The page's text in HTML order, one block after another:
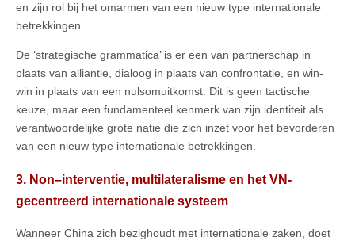
en zijn rol bij het omarmen van een nieuw type internationale
betrekkingen.
De ‘strategische grammatica’ is er een van partnerschap in
plaats van alliantie, dialoog in plaats van confrontatie, en win-
win in plaats van een nulsomuitkomst. Dit is geen tactische
keuze, maar een fundamenteel kenmerk van zijn identiteit als
verantwoordelijke grote natie die zich inzet voor het bevorderen
van een nieuw type internationale betrekkingen.
3. Non–interventie, multilateralisme en het VN-
gecentreerd internationale systeem
Wanneer China zich bezighoudt met internationale zaken, doet